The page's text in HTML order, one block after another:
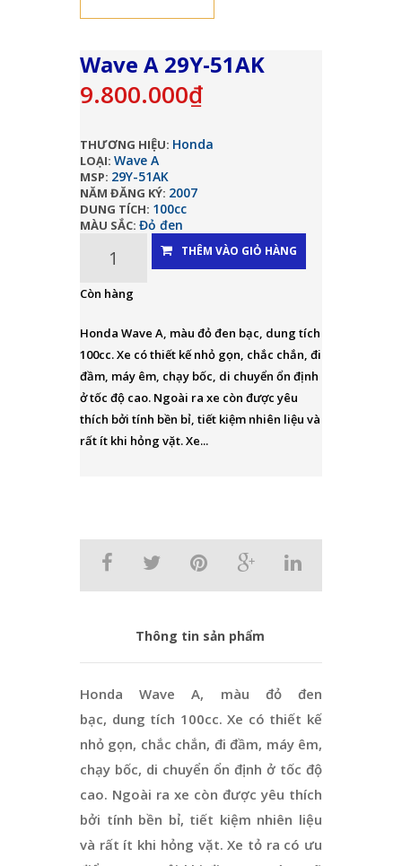
Wave A 29Y-51AK
9.800.000₫
THƯƠNG HIỆU: Honda
LOẠI: Wave A
MSP: 29Y-51AK
NĂM ĐĂNG KÝ: 2007
DUNG TÍCH: 100cc
MÀU SẮC: Đỏ đen
THÊM VÀO GIỎ HÀNG
Còn hàng
Honda Wave A, màu đỏ đen bạc, dung tích
100cc. Xe có thiết kế nhỏ gọn, chắc chắn, đi
đầm, máy êm, chạy bốc, di chuyển ổn định
ở tốc độ cao. Ngoài ra xe còn được yêu
thích bởi tính bền bỉ, tiết kiệm nhiên liệu và
rất ít khi hỏng vặt. Xe...
Thông tin sản phẩm
Honda Wave A, màu đỏ đen
bạc, dung tích 100cc. Xe có thiết kế
nhỏ gọn, chắc chắn, đi đầm, máy êm,
chạy bốc, di chuyển ổn định ở tốc độ
cao. Ngoài ra xe còn được yêu thích
bởi tính bền bỉ, tiết kiệm nhiên liệu
và rất ít khi hỏng vặt. Xe tỏ ra có ưu